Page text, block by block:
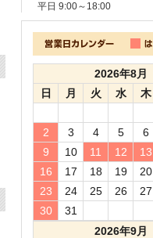
平日 9:00～18:00
2026年8月
日
月 火 水 木
2
3 4 5 6
9
10 11 12 13
16
17 18 19 20
23
24 25 26 27
30
31
2026年9月